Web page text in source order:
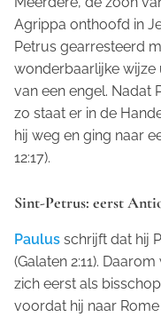
Agrippa onthoofd in
Petrus gearresteerd
wonderbaarlijke wijze
van een engel. Nadat
zo staat er in de
hij weg en ging naar
12:17).
Sint-Petrus: eerst
Paulus schrijft dat hij
(Galaten 2:11).
zich eerst als
voordat hij naar